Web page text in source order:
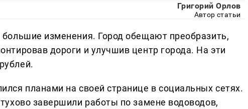
Григорий Орлов
Автор статьи
изменения. Город обещают преобразить,
дороги и улучшив центр города. На эти
планами на своей странице в социальных сетях.
завершили работы по замене водоводов,